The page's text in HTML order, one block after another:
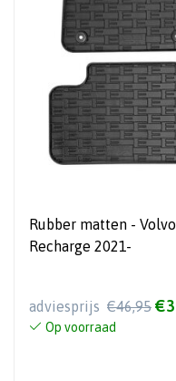
Rubber matten -
Recharge 2021-
adviesprijs €46,95
Op voorraad